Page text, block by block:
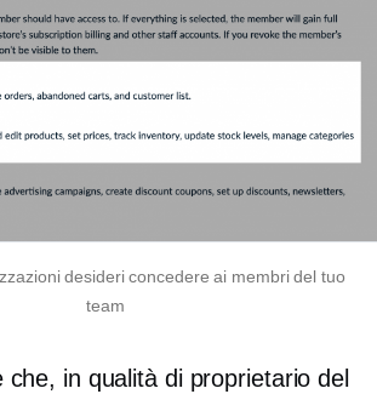
desideri concedere ai membri del tuo
team
che, in qualità di proprietario del